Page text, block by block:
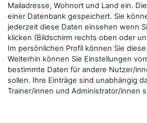
Mailadresse, Wohnort und Land ein.
einer Datenbank gespeichert. Sie
jederzeit diese Daten einsehen wenn
klicken (Bildschirm rechts oben oder
Im persönlichen Profil können Sie
Weiterhin können Sie Einstellungen
bestimmte Daten für andere Nutzer/
sollen. Ihre Einträge sind unabhängig
Trainer/innen und Administrator/innen